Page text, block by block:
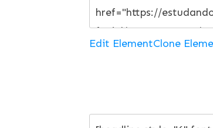
Edit ElementClone